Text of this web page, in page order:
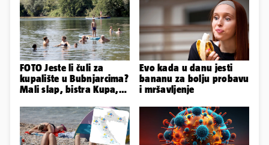
FOTO Jeste li čuli za
kupalište u Bubnjarcima?
Mali slap, bistra Kupa,
idila!
Evo kada u danu jesti
bananu za bolju probavu
i mršavljenje